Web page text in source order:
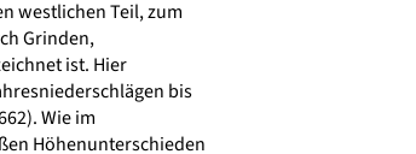
westlichen Teil, zum
Grinden,
ist. Hier
bis
Wie im
Höhenunterschieden